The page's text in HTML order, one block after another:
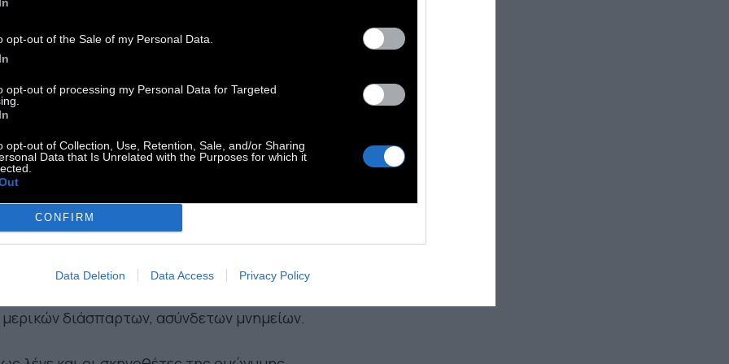
opt-out of the Sale of my Personal Data.
opt-out of processing my Personal Data for Targeted
opt-out of Collection, Use, Retention, Sale, and/or Sharing
Data that Is Unrelated with the Purposes for which it
CONFIRM
Data Deletion Data Access Privacy Policy
από αρχιτέκτονες και σχεδιαστές,
προχωρά στη διερεύνηση των –οικονομικών,
και υλικών– διεργασιών που
σε αυτοργανωμένα, κοινοτικά
πώς να δημιουργήσουμε πιο
και κατοικήσιμα πρότυπα πολεοδομίας.
χτίστηκεόλο αυτό;»διερωτάται κανείς.
όχι από αρχιτέκτονες και πολεοδόμους.
χώρος χωρίς τάξη, χωρίς εμφανείς ιστορικές
μερικών διάσπαρτων, ασύνδετων μνημείων.